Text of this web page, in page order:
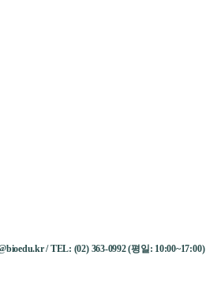
/ TEL: (02) 363-0992 (평일: 10:00~17:00)